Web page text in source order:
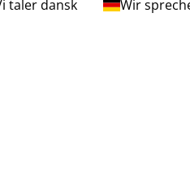
taler dansk Wir